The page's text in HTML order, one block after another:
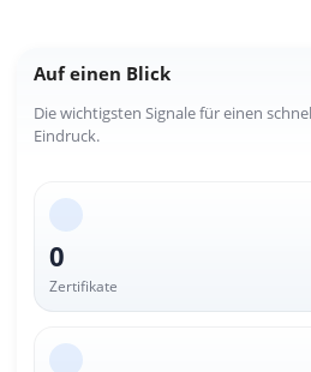
Auf einen Blick
Die wichtigsten Signale für einen
Eindruck.
0
Zertifikate